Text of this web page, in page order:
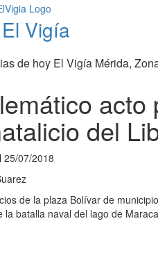
Vigía
de hoy El Vigía Mérida,
del
25/07/2018
de la plaza Bolívar de
la batalla naval del lago de